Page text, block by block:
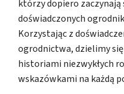
którzy dopiero zaczynają
doświadczonych
Korzystając z
ogrodnictwa, dzielimy
historiami niezwykłych
wskazówkami na każdą